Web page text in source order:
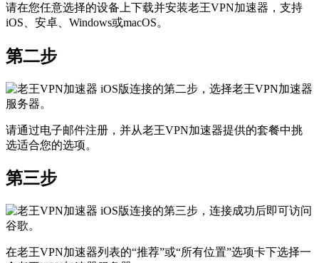
请在您任意选择的设备上下载并安装老王VPN加速器，支持
iOS、安卓、Windows或macOS。
第二步
请通过电子邮件注册，并从老王VPN加速器提供的套餐中挑
选适合您的选项。
第三步
在老王VPN加速器列表的“推荐”或“所有位置”选项卡下选择一